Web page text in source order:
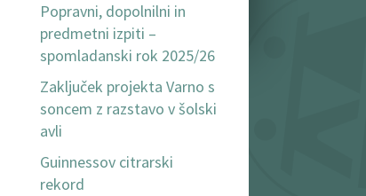
Popravni, dopolnilni in
predmetni izpiti –
spomladanski rok 2025/26
Zaključek projekta Varno s
soncem z razstavo v šolski
avli
Guinnessov citrarski
rekord